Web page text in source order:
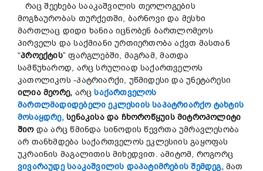
რაც შეეხება სააკაშვილის თეოლოგების
მოგზაურობას თურქეთში, ბარნოვი და მესხი
მართლაც დიდი ხანია იცნობენ ბართლომეოს
პირველს და საქმიანი ურთიერთობა აქვთ მასთან
“პროექტის” ფარგლებში, მაგრამ, მათდა
სამწუხაროდ, არც სრულიად საქართველოს
კათოლიკოს -პატრიარქი, უწმიდესი და უნეტარესი
ილია მეორე, არცსაქართველოს
მართლმადიდებელი ეკლესიის საპატრიარქო ტახტის
მოსაყდრე,სენაკისა და ჩხოროწყუის მიტროპოლიტი
შიოდა არც წმინდა სინოდის წევრთა უმრავლესობა
არ თანხმდება საქართველოს ეკლესიის გაყოფას
უკრაინის მაგალითის მიხედვით. ამიტომ, როგორც
ვივარაუდე სააკაშვილის დაპატიმრების შემდეგ, მათ